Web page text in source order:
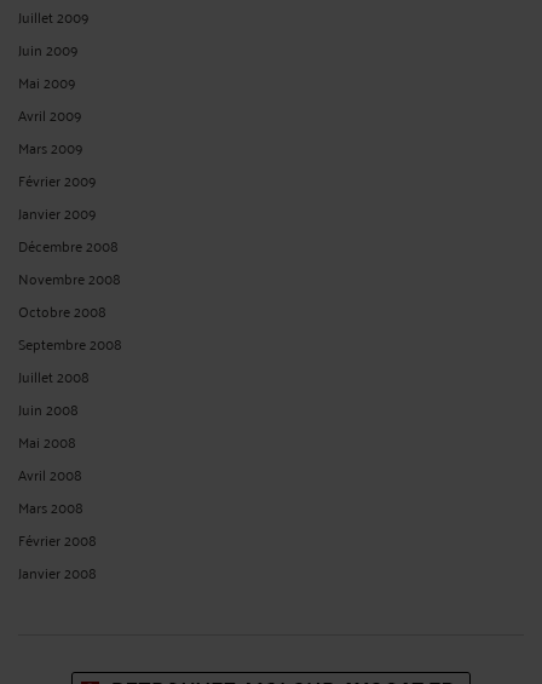
Juillet 2009
Juin 2009
Mai 2009
Avril 2009
Mars 2009
Février 2009
Janvier 2009
Décembre 2008
Novembre 2008
Octobre 2008
Septembre 2008
Juillet 2008
Juin 2008
Mai 2008
Avril 2008
Mars 2008
Février 2008
Janvier 2008